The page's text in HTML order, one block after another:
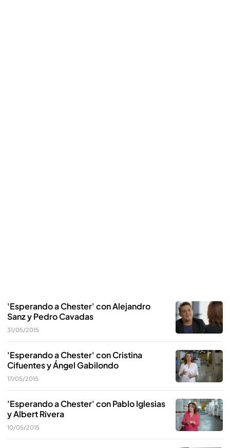
'Esperando a Chester' con Alejandro
Sanz y Pedro Cavadas
31/05/2015
'Esperando a Chester' con Cristina
Cifuentes y Ángel Gabilondo
17/05/2015
'Esperando a Chester' con Pablo Iglesias
y Albert Rivera
10/05/2015